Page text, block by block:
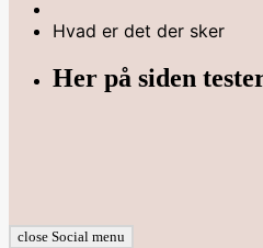
Hvad er det der sker
Her på siden
close Social menu